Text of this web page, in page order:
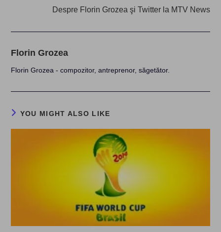
Despre Florin Grozea şi Twitter la MTV News
Florin Grozea
Florin Grozea - compozitor, antreprenor, săgetător.
YOU MIGHT ALSO LIKE